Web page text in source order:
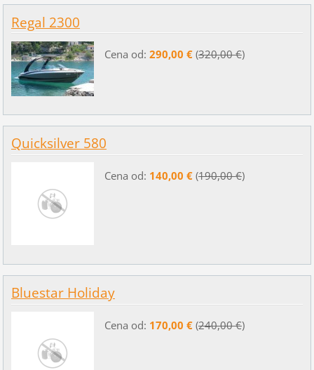
Regal 2300
Cena od: 290,00 €(320,00 €)
Quicksilver 580
Cena od: 140,00 €(190,00 €)
Bluestar Holiday
Cena od: 170,00 €(240,00 €)